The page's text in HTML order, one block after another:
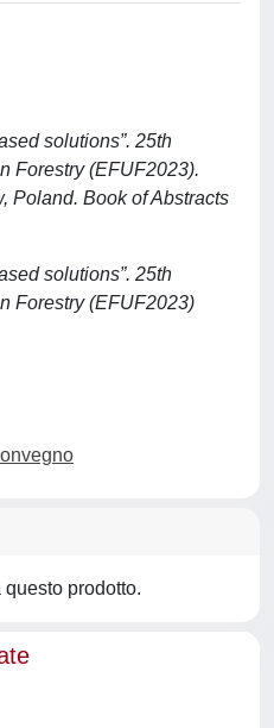
solutions”. 25th
Forestry (EFUF2023).
Poland. Book of Abstracts
solutions”. 25th
Forestry (EFUF2023)
prodotto.